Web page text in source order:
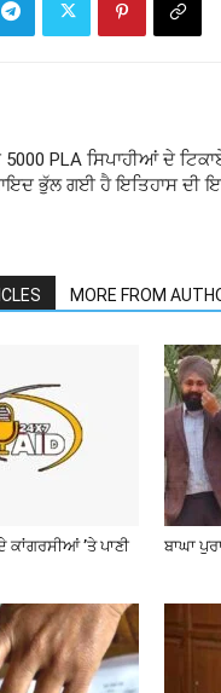
PLA ਸਿਪਾਹੀਆਂ ਦੇ
ਭੁੱਲ ਗਈ ਹੈ ਇਤਿਹਾਸ ਦੀ
MORE FROM
ਕਾਂਗਰਸੀਆਂ ’ਤੇ ਪਾਣੀ
ਬਾਘਾ